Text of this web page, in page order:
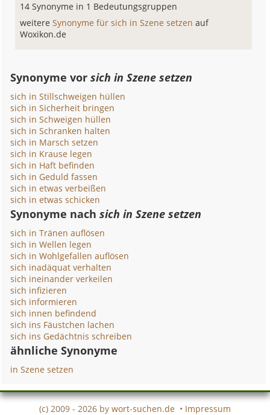
14 Synonyme in 1 Bedeutungsgruppen
weitereSynonyme für sich in Szene setzenauf
Woxikon.de
Synonyme vorsich in Szene setzen
sich in Stillschweigen hüllen
sich in Sicherheit bringen
sich in Schweigen hüllen
sich in Schranken halten
sich in Marsch setzen
sich in Krause legen
sich in Haft befinden
sich in Geduld fassen
sich in etwas verbeißen
sich in etwas schicken
Synonyme nachsich in Szene setzen
sich in Tränen auflösen
sich in Wellen legen
sich in Wohlgefallen auflösen
sich inadäquat verhalten
sich ineinander verkeilen
sich infizieren
sich informieren
sich innen befindend
sich ins Fäustchen lachen
sich ins Gedächtnis schreiben
ähnliche Synonyme
in Szene setzen
(c) 2009 - 2026 by wort-suchen.de • Impressum